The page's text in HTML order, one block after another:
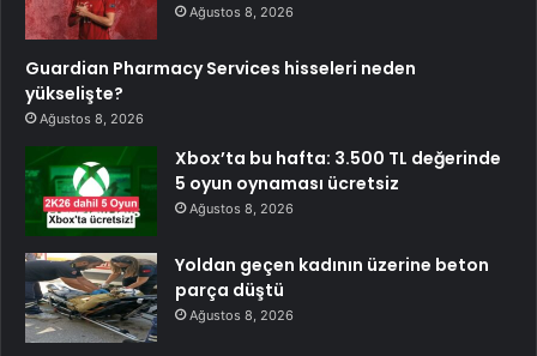
Ağustos 8, 2026
Guardian Pharmacy Services hisseleri neden
yükselişte?
Ağustos 8, 2026
Xbox’ta bu hafta: 3.500 TL değerinde
5 oyun oynaması ücretsiz
Ağustos 8, 2026
Yoldan geçen kadının üzerine beton
parça düştü
Ağustos 8, 2026